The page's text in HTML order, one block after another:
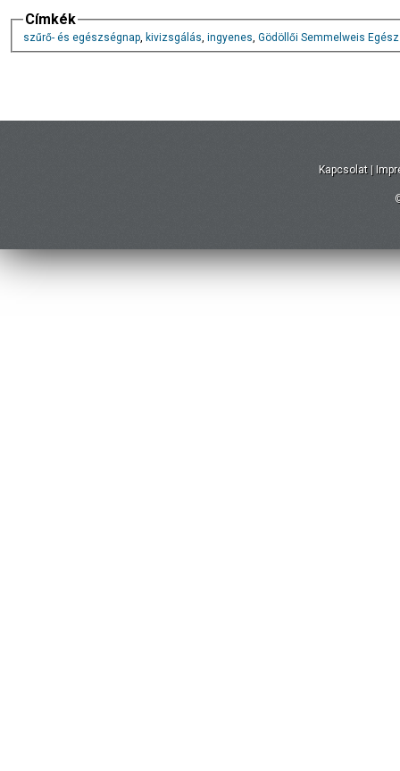
Címkék
szűrő- és egészségnap, kivizsgálás, ingyenes, Gödöllői Semmelweis
Kapcsolat |